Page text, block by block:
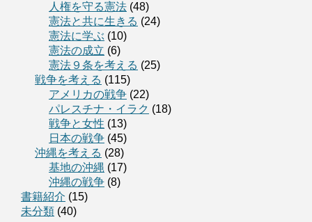
人権を守る憲法 (48)
憲法と共に生きる (24)
憲法に学ぶ (10)
憲法の成立 (6)
憲法９条を考える (25)
戦争を考える (115)
アメリカの戦争 (22)
パレスチナ・イラク (18)
戦争と女性 (13)
日本の戦争 (45)
沖縄を考える (28)
基地の沖縄 (17)
沖縄の戦争 (8)
書籍紹介 (15)
未分類 (40)